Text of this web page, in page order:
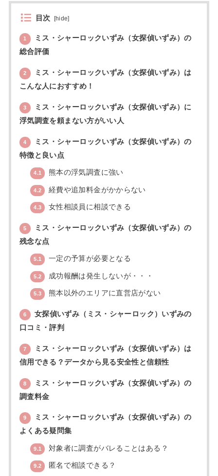
目次 [hide]
1
ミス・シャーロックいずみ（女探偵いずみ）の
総合評価
2
ミス・シャーロックいずみ（女探偵いずみ）は
こんな人におすすめ！
3
ミス・シャーロックいずみ（女探偵いずみ）に
浮気調査を頼まない方がいい人
4
ミス・シャーロックいずみ（女探偵いずみ）の
特徴と良い点
4.1 熊本の浮気調査に強い
4.2 経費や追加料金がかからない
4.3 女性相談員に相談できる
5
ミス・シャーロックいずみ（女探偵いずみ）の
残念な点
5.1 一定の予算が必要となる
5.2 成功報酬は発生しないが・・・
5.3 熊本以外のエリアに直営店がない
6
女探偵いずみ（ミス・シャーロック）いずみの
口コミ・評判
7
ミス・シャーロックいずみ（女探偵いずみ）は
信用できる？データから見る安全性と信頼性
8
ミス・シャーロックいずみ（女探偵いずみ）の
調査料金
9
ミス・シャーロックいずみ（女探偵いずみ）の
よくある疑問集
9.1 対象者に調査がバレることはある？
9.2 匿名で相談できる？